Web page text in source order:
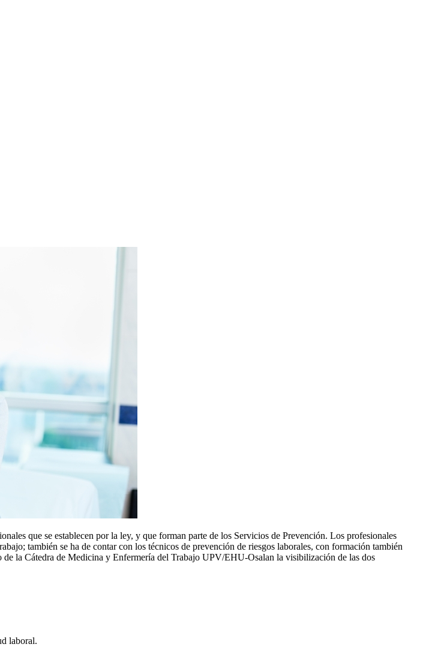
que se establecen por la ley, y que forman parte de los Servicios de Prevención. Los profesionales
también se ha de contar con los técnicos de prevención de riesgos laborales, con formación también
de la Cátedra de Medicina y Enfermería del Trabajo UPV/EHU-Osalan la visibilización de las dos
laboral.